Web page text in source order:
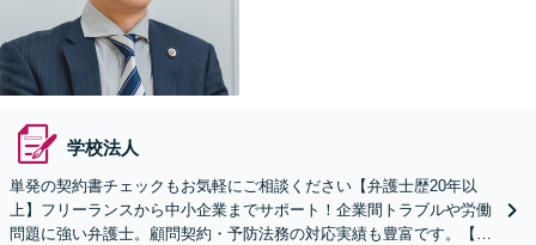
学校法人
単発の契約書チェックもお気軽にご相談ください【弁護士歴20年以
上】フリーランスから中小企業までサポート！企業間トラブルや労働
問題に強い弁護士。顧問契約・予防法務の対応実績も豊富です。【夜